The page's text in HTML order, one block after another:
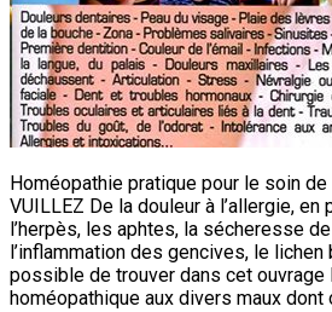
Homéopathie pratique pour le soin de
VUILLEZ De la douleur à l’allergie, en
l’herpès, les aphtes, la sécheresse
l’inflammation des gencives, le
possible de trouver dans cet ouvrage
homéopathique aux divers maux dont